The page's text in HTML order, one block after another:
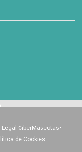
Legal CiberMascotas•
de Cookies